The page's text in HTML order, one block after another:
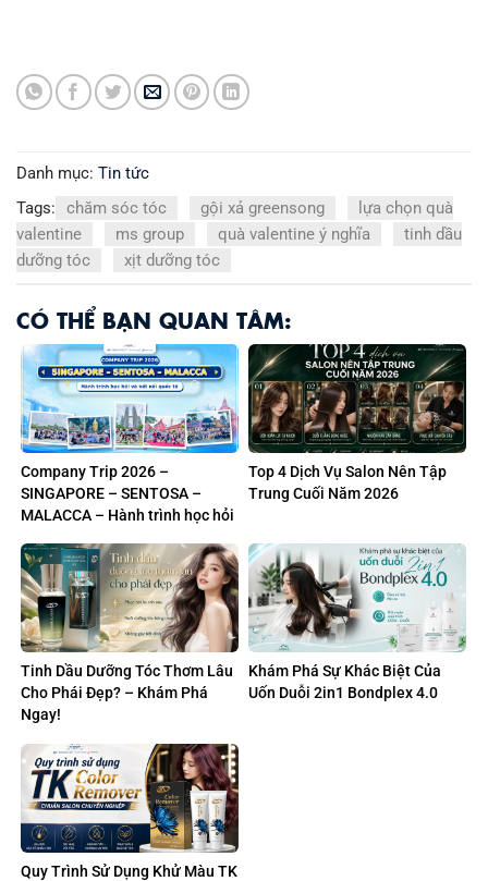
Danh mục: Tin tức
Tags:
chăm sóc tóc gội xả greensong
lựa chọn quà
valentine
ms group quà valentine ý nghĩa
tinh dầu
dưỡng tóc
xịt dưỡng tóc
CÓ THỂ BẠN QUAN TÂM:
Company Trip 2026 –
SINGAPORE – SENTOSA –
MALACCA – Hành trình học hỏi
Color AI Việt Nam
Top 4 Dịch Vụ Salon Nên Tập
Trung Cuối Năm 2026
Tinh Dầu Dưỡng Tóc Thơm Lâu
Cho Phái Đẹp? – Khám Phá
Ngay!
Khám Phá Sự Khác Biệt Của
Uốn Duỗi 2in1 Bondplex 4.0
Quy Trình Sử Dụng Khử Màu TK